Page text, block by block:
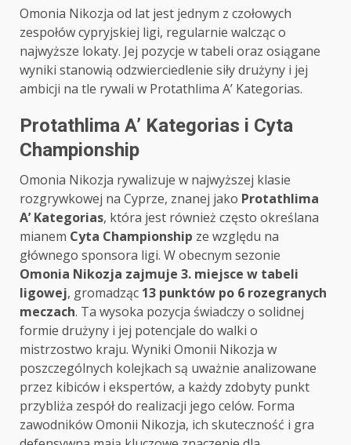
Omonia Nikozja od lat jest jednym z czołowych
zespołów cypryjskiej ligi, regularnie walcząc o
najwyższe lokaty. Jej pozycje w tabeli oraz osiągane
wyniki stanowią odzwierciedlenie siły drużyny i jej
ambicji na tle rywali w Protathlima A’ Kategorias.
Protathlima A’ Kategorias i Cyta
Championship
Omonia Nikozja rywalizuje w najwyższej klasie
rozgrywkowej na Cyprze, znanej jako Protathlima
A’ Kategorias, która jest również często określana
mianem Cyta Championship ze względu na
głównego sponsora ligi. W obecnym sezonie
Omonia Nikozja zajmuje 3. miejsce w tabeli
ligowej, gromadząc 13 punktów po 6 rozegranych
meczach. Ta wysoka pozycja świadczy o solidnej
formie drużyny i jej potencjale do walki o
mistrzostwo kraju. Wyniki Omonii Nikozja w
poszczególnych kolejkach są uważnie analizowane
przez kibiców i ekspertów, a każdy zdobyty punkt
przybliża zespół do realizacji jego celów. Forma
zawodników Omonii Nikozja, ich skuteczność i gra